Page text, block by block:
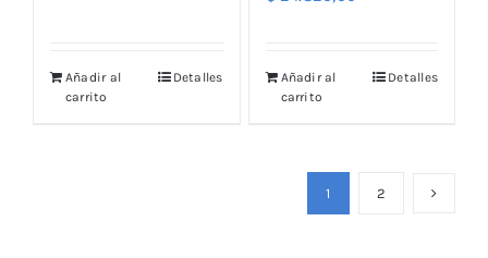
Añadir al
carrito
Detalles
Añadir al
carrito
Detalles
1 2